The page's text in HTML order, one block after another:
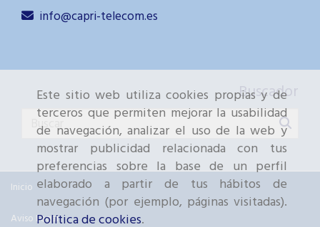
Este sitio web utiliza cookies propias y de
terceros que permiten mejorar la usabilidad
de navegación, analizar el uso de la web y
mostrar publicidad relacionada con tus
preferencias sobre la base de un perfil
elaborado a partir de tus hábitos de
navegación (por ejemplo, páginas visitadas).
Política de cookies.
info
capri-telecom.es
Buscador
Inicio
Aviso Legal